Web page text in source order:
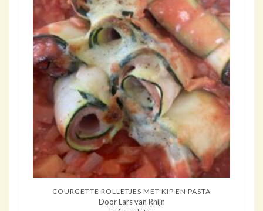
COURGETTE ROLLETJES MET KIP EN PASTA
Door Lars van Rhijn